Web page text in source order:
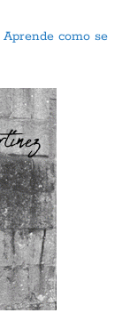
Aprende como se